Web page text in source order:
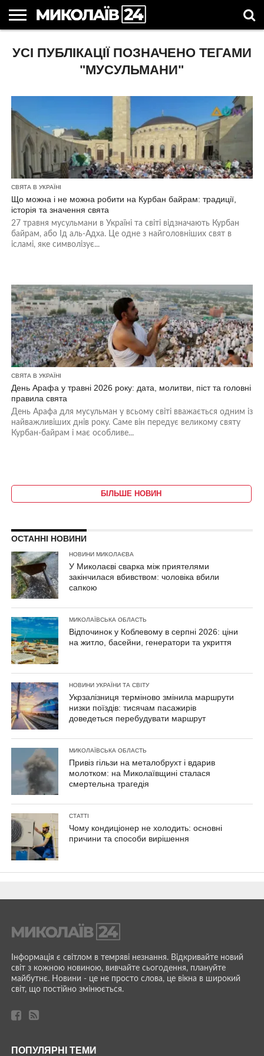
НОВИНИ
НОВИНИ
МИКОЛАЄВА
МИКОЛАЇВСЬКА
ОБЛАСТЬ
НОВИНИ
СПОРТУ
УКРАЇНА
ТА СВІТ
НОВИНИ
КОМПАНІЙ
АСТРОЛОГІЯ
СВЯТА
В
КОРИСНІ
СТАТТІ
УСІ ПУБЛІКАЦІЇ ПОЗНАЧЕНО ТЕГАМИ
"МУСУЛЬМАНИ"
СВЯТА В УКРАЇНІ
Що можна і не можна робити на Курбан байрам: традиції,
історія та значення свята
27 травня мусульмани в Україні та світі відзначають Курбан
байрам, або Ід аль-Адха. Це одне з найголовніших свят в
ісламі, яке символізує...
СВЯТА В УКРАЇНІ
День Арафа у травні 2026 року: дата, молитви, піст та головні
правила свята
День Арафа для мусульман у всьому світі вважається одним із
найважливіших днів року. Саме він передує великому святу
Курбан-байрам і має особливе...
БІЛЬШЕ НОВИН
ОСТАННІ НОВИНИ
НОВИНИ МИКОЛАЄВА
У Миколаєві сварка між приятелями
закінчилася вбивством: чоловіка вбили
сапкою
МИКОЛАЇВСЬКА ОБЛАСТЬ
Відпочинок у Коблевому в серпні 2026: ціни
на житло, басейни, генератори та укриття
НОВИНИ УКРАЇНИ ТА СВІТУ
Укрзалізниця терміново змінила маршрути
низки поїздів: тисячам пасажирів
доведеться перебудувати маршрут
МИКОЛАЇВСЬКА ОБЛАСТЬ
Привіз гільзи на металобрухт і вдарив
молотком: на Миколаївщині сталася
смертельна трагедія
СТАТТІ
Чому кондиціонер не холодить: основні
причини та способи вирішення
Інформація є світлом в темряві незнання. Відкривайте новий
світ з кожною новиною, вивчайте сьогодення, плануйте
майбутнє. Новини - це не просто слова, це вікна в широкий
світ, що постійно змінюється.
ПОПУЛЯРНІ ТЕМИ